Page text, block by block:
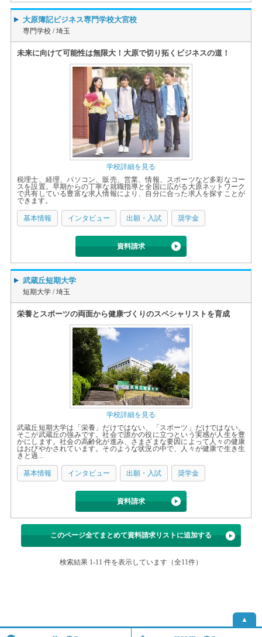
大原簿記ビジネス専門学校大宮校
専門学校 /埼玉
未来に向けて可能性は無限大！大原で切り拓くビジネスの道！
学校詳細を見る
税理士、経理、パソコン、販売、営業、情報、スポーツなど多彩なコー
スを設置。早期からの丁寧な就職指導と全国に広がる大原ネットワーク
で共有している豊富な求人情報により、自分に合った求人を探すことが
できます。
基本情報 インタビュー 出願・入試 奨学金
資料請求
武蔵丘短期大学
短期大学 /埼玉
栄養とスポーツの両面から健康づくりのスペシャリストを育成
学校詳細を見る
武蔵丘短期大学は「栄養」だけではない、「スポーツ」だけではない。
そこが武蔵丘の強みです。社会で誰かの役に立つという実感が人生を豊
かにします。社会の高齢化が進み、さまざまな要因によって人々の健康
はおびやかされています。そのような状況の中で、人々が健康で生き生
きと過...
基本情報 インタビュー 出願・入試 奨学金
資料請求
このページ全てまとめて資料請求リストに追加する
検索結果 1-11 件を表示しています（全11件）
▲